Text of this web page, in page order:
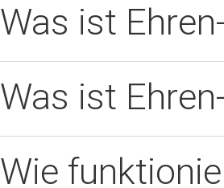
Was ist
Was ist
Wie